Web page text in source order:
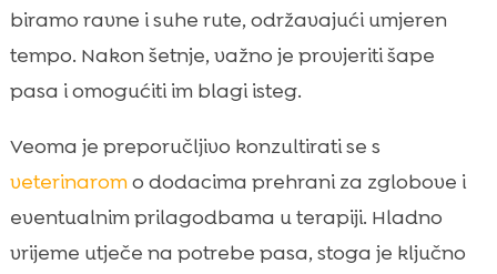
biramo ravne i suhe rute, održavajući umjeren
tempo. Nakon šetnje, važno je provjeriti šape
pasa i omogućiti im blagi isteg.
Veoma je preporučljivo konzultirati se s
veterinaromo dodacima prehrani za zglobove i
eventualnim prilagodbama u terapiji. Hladno
vrijeme utječe na potrebe pasa, stoga je ključno